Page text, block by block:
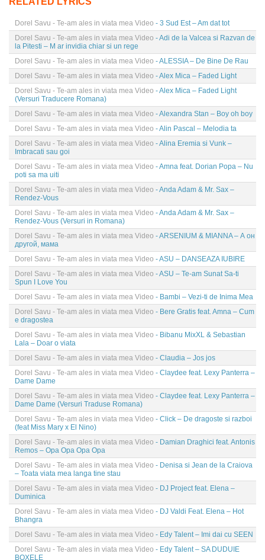
Dorel Savu - Te-am ales in viata mea Video - 3 Sud Est – Am dat tot
Dorel Savu - Te-am ales in viata mea Video - Adi de la Valcea si Razvan de
la Pitesti – M ar invidia chiar si un rege
Dorel Savu - Te-am ales in viata mea Video - ALESSIA – De Bine De Rau
Dorel Savu - Te-am ales in viata mea Video - Alex Mica – Faded Light
Dorel Savu - Te-am ales in viata mea Video - Alex Mica – Faded Light
(Versuri Traducere Romana)
Dorel Savu - Te-am ales in viata mea Video - Alexandra Stan – Boy oh boy
Dorel Savu - Te-am ales in viata mea Video - Alin Pascal – Melodia ta
Dorel Savu - Te-am ales in viata mea Video - Alina Eremia si Vunk –
Imbracati sau goi
Dorel Savu - Te-am ales in viata mea Video - Amna feat. Dorian Popa – Nu
poti sa ma uiti
Dorel Savu - Te-am ales in viata mea Video - Anda Adam & Mr. Sax –
Rendez-Vous
Dorel Savu - Te-am ales in viata mea Video - Anda Adam & Mr. Sax –
Rendez-Vous (Versuri in Romana)
Dorel Savu - Te-am ales in viata mea Video - ARSENIUM & MIANNA – А он
другой, мама
Dorel Savu - Te-am ales in viata mea Video - ASU – DANSEAZA IUBIRE
Dorel Savu - Te-am ales in viata mea Video - ASU – Te-am Sunat Sa-ti
Spun I Love You
Dorel Savu - Te-am ales in viata mea Video - Bambi – Vezi-ti de Inima Mea
Dorel Savu - Te-am ales in viata mea Video - Bere Gratis feat. Amna – Cum
e dragostea
Dorel Savu - Te-am ales in viata mea Video - Bibanu MixXL & Sebastian
Lala – Doar o viata
Dorel Savu - Te-am ales in viata mea Video - Claudia – Jos jos
Dorel Savu - Te-am ales in viata mea Video - Claydee feat. Lexy Panterra –
Dame Dame
Dorel Savu - Te-am ales in viata mea Video - Claydee feat. Lexy Panterra –
Dame Dame (Versuri Traduse Romana)
Dorel Savu - Te-am ales in viata mea Video - Click – De dragoste si razboi
(feat Miss Mary x El Nino)
Dorel Savu - Te-am ales in viata mea Video - Damian Draghici feat. Antonis
Remos – Opa Opa Opa Opa
Dorel Savu - Te-am ales in viata mea Video - Denisa si Jean de la Craiova
– Toata viata mea langa tine stau
Dorel Savu - Te-am ales in viata mea Video - DJ Project feat. Elena –
Duminica
Dorel Savu - Te-am ales in viata mea Video - DJ Valdi Feat. Elena – Hot
Bhangra
Dorel Savu - Te-am ales in viata mea Video - Edy Talent – Imi dai cu SEEN
Dorel Savu - Te-am ales in viata mea Video - Edy Talent – SA DUDUIE
BOXELE